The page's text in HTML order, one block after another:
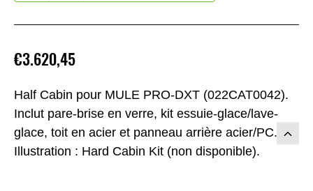
Half Cabin pour MULE PRO-DXT (022CAT0042).
Inclut pare-brise en verre, kit essuie-glace/lave-
glace, toit en acier et panneau arrière acier/PC.
Illustration : Hard Cabin Kit (non disponible).
€3.620,45